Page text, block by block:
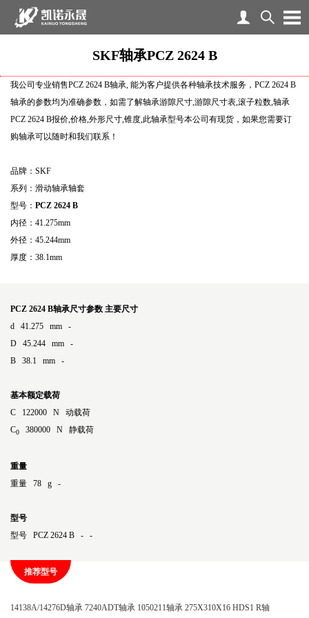
SKF轴承PCZ 2624 B
我公司专业销售PCZ 2624 B轴承, 能为客户提供各种轴承技术服务，PCZ 2624 B
轴承的参数均为准确参数，如需了解轴承游隙尺寸,游隙尺寸表,滚子粒数,轴承
PCZ 2624 B报价,价格,外形尺寸,锥度,此轴承型号本公司有现货，如果您需要订
购轴承可以随时和我们联系！
品牌：SKF
系列：滑动轴承轴套
型号： PCZ 2624 B
内径：41.275mm
外径：45.244mm
厚度：38.1mm
PCZ 2624 B轴承尺寸参数 主要尺寸
d 41.275 mm -
D 45.244 mm -
B 38.1 mm -
基本额定载荷
C 122000 N 动载荷
C0 380000 N 静载荷
重量
重量 78 g -
型号
型号 PCZ 2624 B - -
推荐型号
14138A/14276D轴承 7240ADT轴承 1050211轴承 275X310X16 HDS1 R轴